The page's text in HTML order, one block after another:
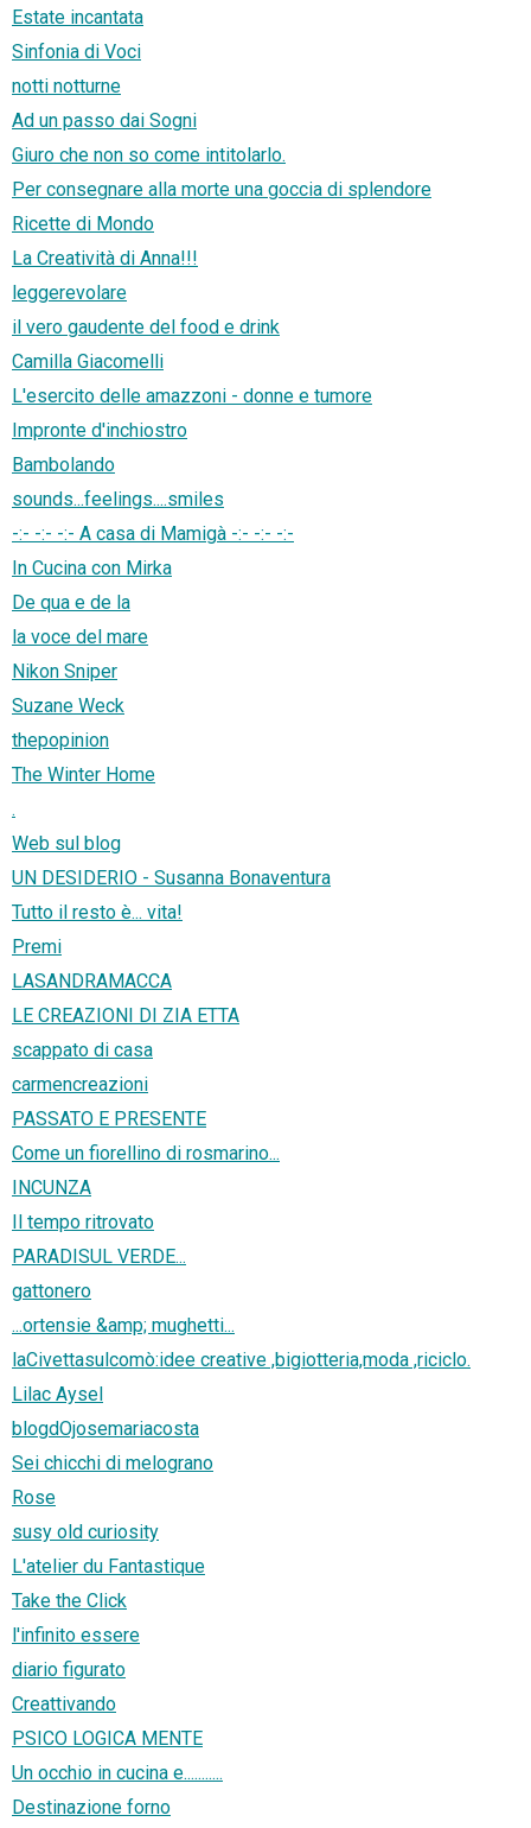
Estate incantata
Sinfonia di Voci
notti notturne
Ad un passo dai Sogni
Giuro che non so come intitolarlo.
Per consegnare alla morte una goccia di splendore
Ricette di Mondo
La Creatività di Anna!!!
leggerevolare
il vero gaudente del food e drink
Camilla Giacomelli
L'esercito delle amazzoni - donne e tumore
Impronte d'inchiostro
Bambolando
sounds...feelings....smiles
-:- -:- -:- A casa di Mamigà -:- -:- -:-
In Cucina con Mirka
De qua e de la
la voce del mare
Nikon Sniper
Suzane Weck
thepopinion
The Winter Home
.
Web sul blog
UN DESIDERIO - Susanna Bonaventura
Tutto il resto è... vita!
Premi
LASANDRAMACCA
LE CREAZIONI DI ZIA ETTA
scappato di casa
carmencreazioni
PASSATO E PRESENTE
Come un fiorellino di rosmarino...
INCUNZA
Il tempo ritrovato
PARADISUL VERDE...
gattonero
...ortensie &amp; mughetti...
laCivettasulcomò:idee creative ,bigiotteria,moda ,riciclo.
Lilac Aysel
blogdOjosemariacosta
Sei chicchi di melograno
Rose
susy old curiosity
L'atelier du Fantastique
Take the Click
l'infinito essere
diario figurato
Creattivando
PSICO LOGICA MENTE
Un occhio in cucina e...........
Destinazione forno